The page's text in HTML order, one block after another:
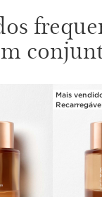
Mais
Recarregável